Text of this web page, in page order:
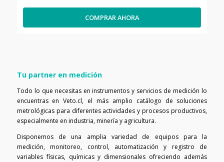
COMPRAR AHORA
Tu partner en medición
Todo lo que necesitas en instrumentos y servicios de medición lo
encuentras en Veto.cl, el más amplio catálogo de soluciones
metrológicas para diferentes actividades y procesos productivos,
especialmente en industria, minería y agricultura.
Disponemos de una amplia variedad de equipos para la
medición, monitoreo, control, automatización y registro de
variables físicas, químicas y dimensionales ofreciendo además